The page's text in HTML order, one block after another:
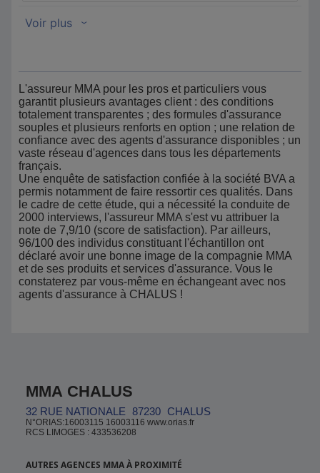
L'assureur MMA pour les pros et particuliers vous
garantit plusieurs avantages client : des conditions
totalement transparentes ; des formules d'assurance
souples et plusieurs renforts en option ; une relation de
confiance avec des agents d'assurance disponibles ; un
vaste réseau d'agences dans tous les départements
français.
Une enquête de satisfaction confiée à la société BVA a
permis notamment de faire ressortir ces qualités. Dans
le cadre de cette étude, qui a nécessité la conduite de
2000 interviews, l'assureur MMA s'est vu attribuer la
note de 7,9/10 (score de satisfaction). Par ailleurs,
96/100 des individus constituant l'échantillon ont
déclaré avoir une bonne image de la compagnie MMA
et de ses produits et services d'assurance. Vous le
constaterez par vous-même en échangeant avec nos
agents d'assurance à CHALUS !
MMA CHALUS
32 RUE NATIONALE 87230 CHALUS
N°ORIAS:16003115 16003116 www.orias.fr
RCS LIMOGES : 433536208
AUTRES AGENCES MMA À PROXIMITÉ